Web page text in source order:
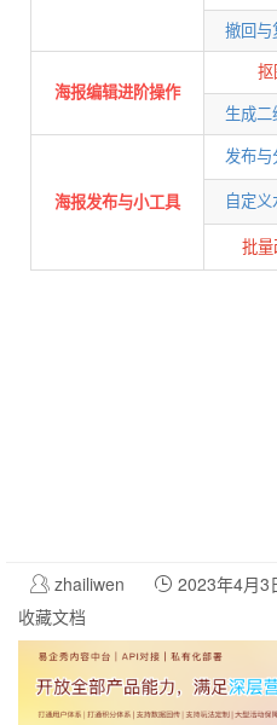
撤回与
海报编辑进阶操作
抠
生成二
海报发布与小工具
发布与
自定义
批量
zhailiwen 2023年4月3
收藏文档